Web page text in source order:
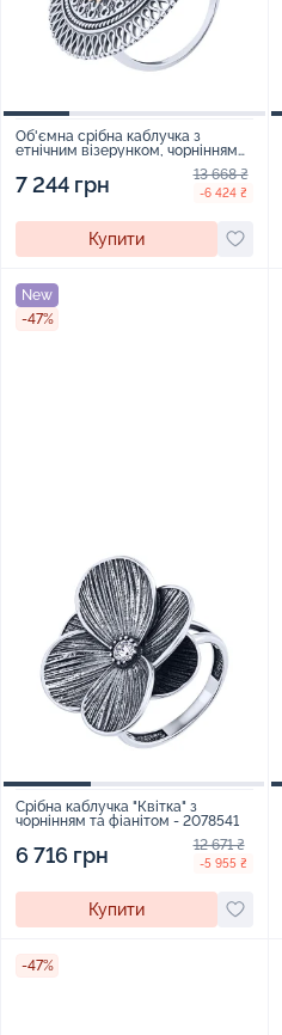
Об'ємна срібна каблучка з
етнічним візерунком, чорнінням
7 244 грн 13 668 ₴
-6 424 ₴
Купити
New
-47%
Срібна каблучка "Квітка" з
чорнінням та фіанітом - 2078541
6 716 грн 12 671 ₴
-5 955 ₴
Купити
-47%